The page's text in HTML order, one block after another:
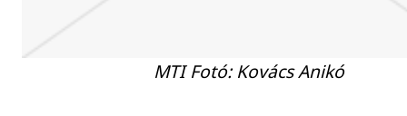
MTI Fotó: Kovács Anikó